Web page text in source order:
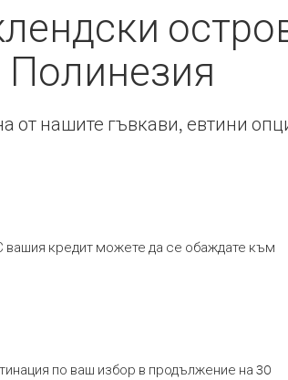
от нашите гъвкави, евтини
вашия кредит можете да се обаждате към
по ваш избор в продължение на 30